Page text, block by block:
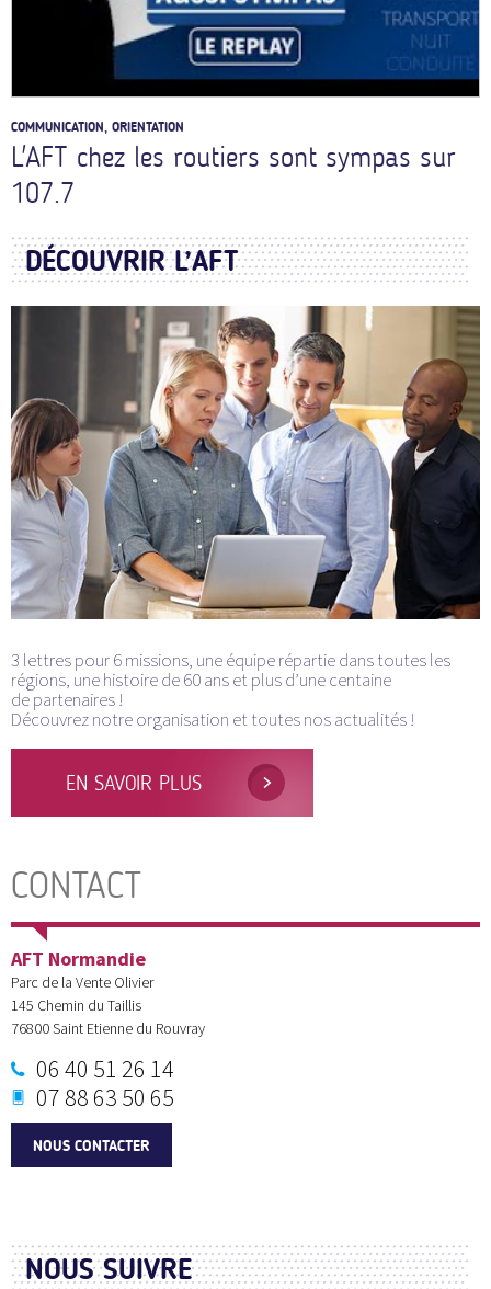
COMMUNICATION, ORIENTATION
L'AFT chez les routiers sont sympas sur
107.7
DÉCOUVRIR L’AFT
3 lettres pour 6 missions, une équipe répartie dans toutes les
régions, une histoire de 60 ans et plus d’une centaine
de partenaires !
Découvrez notre organisation et toutes nos actualités !
EN SAVOIR PLUS
CONTACT
AFT Normandie
Parc de la Vente Olivier
145 Chemin du Taillis
76800Saint Etienne du Rouvray
06 40 51 26 14
07 88 63 50 65
NOUS CONTACTER
NOUS SUIVRE